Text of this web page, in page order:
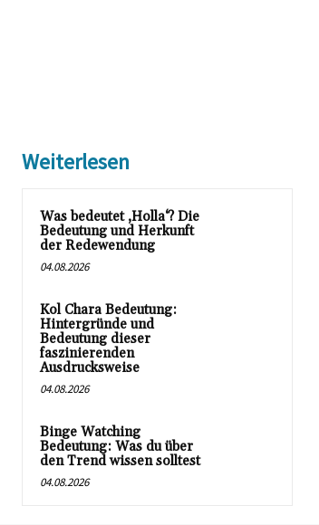
Weiterlesen
Was bedeutet ‚Holla‘? Die
Bedeutung und Herkunft
der Redewendung
04.08.2026
Kol Chara Bedeutung:
Hintergründe und
Bedeutung dieser
faszinierenden
Ausdrucksweise
04.08.2026
Binge Watching
Bedeutung: Was du über
den Trend wissen solltest
04.08.2026